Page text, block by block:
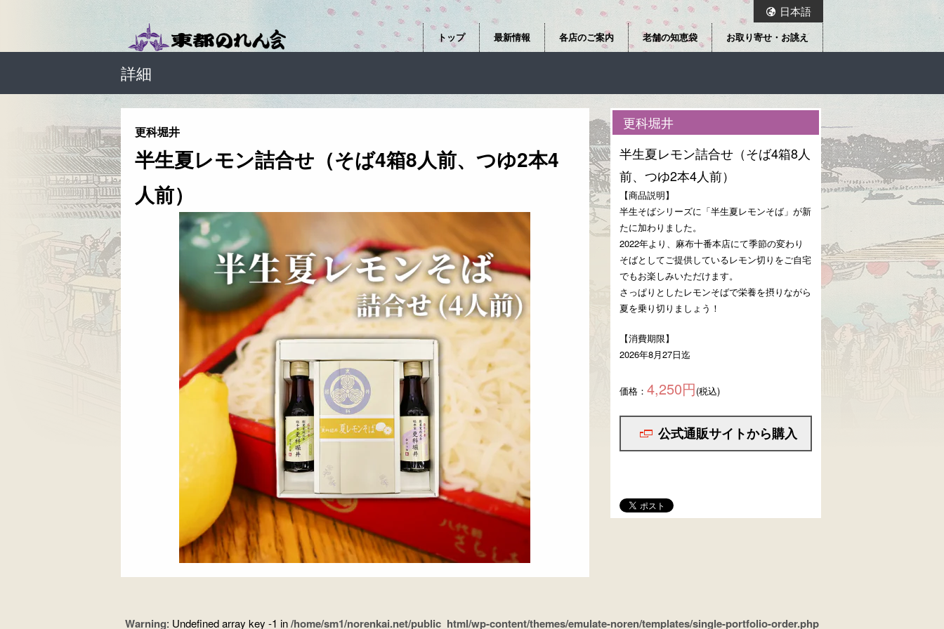
日本語
トップ 最新情報 各店のご案内 老舗の知恵袋 お取り寄せ・お誂え
詳細
更科堀井
半生夏レモン詰合せ（そば4箱8人前、つゆ2本4
人前）
更科堀井
半生夏レモン詰合せ（そば4箱8人
前、つゆ2本4人前）
【商品説明】
半生そばシリーズに「半生夏レモンそば」が新
たに加わりました。
2022年より、麻布十番本店にて季節の変わり
そばとしてご提供しているレモン切りをご自宅
でもお楽しみいただけます。
さっぱりとしたレモンそばで栄養を摂りながら
夏を乗り切りましょう！
【消費期限】
2026年8月27日迄
価格： 4,250円(税込)
公式通販サイトから購入
Warning: Undefined array key -1 in/home/sm1/norenkai.net/public_html/wp-content/themes/emulate-noren/templates/single-portfolio-order.php